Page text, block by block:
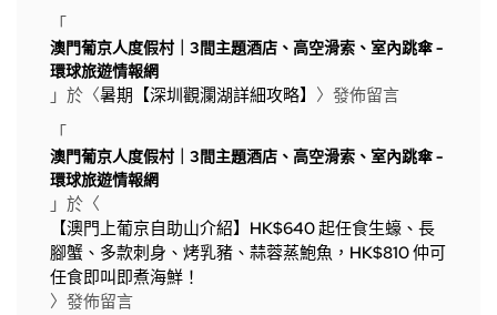
「
澳門葡京人度假村｜3間主題酒店、高空滑索、室內跳傘 -
環球旅遊情報網
」於〈暑期【深圳觀瀾湖詳細攻略】 〉發佈留言
「
澳門葡京人度假村｜3間主題酒店、高空滑索、室內跳傘 -
環球旅遊情報網
」於〈
【澳門上葡京自助山介紹】HK$640 起任食生蠔、長
腳蟹、多款刺身、烤乳豬、蒜蓉蒸鮑魚，HK$810 仲可
任食即叫即煮海鮮！
〉發佈留言